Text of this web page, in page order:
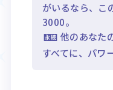
がいるなら、こ
3000。
他のあなた
すべてに、パワ